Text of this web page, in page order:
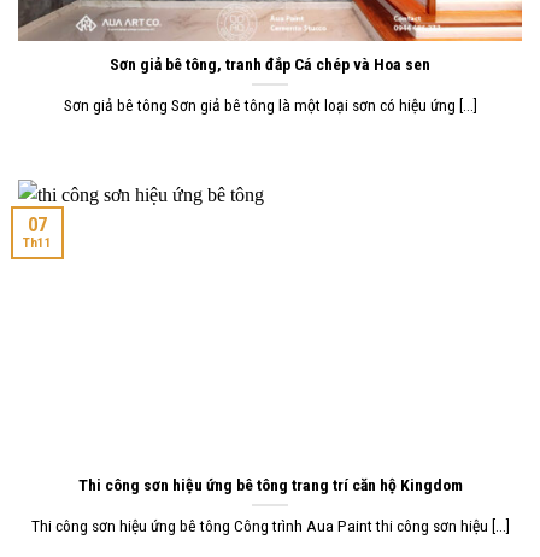
Sơn giả bê tông, tranh đắp Cá chép và Hoa sen
Sơn giả bê tông Sơn giả bê tông là một loại sơn có hiệu ứng [...]
Thi công sơn hiệu ứng bê tông trang trí căn hộ Kingdom
Thi công sơn hiệu ứng bê tông Công trình Aua Paint thi công sơn hiệu [...]
07
Th11